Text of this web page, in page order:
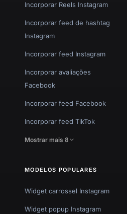
Incorporar Reels Instagram
Incorporar feed de hashtag
Instagram
Incorporar feed Instagram
Incorporar avaliações
Facebook
Incorporar feed Facebook
Incorporar feed TikTok
Mostrar mais 8
MODELOS POPULARES
Widget carrossel Instagram
Widget popup Instagram